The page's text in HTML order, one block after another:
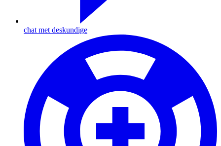
chat met deskundige